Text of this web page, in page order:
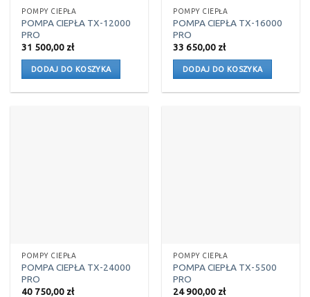
POMPY CIEPŁA
POMPA CIEPŁA TX-12000
PRO
31 500,00 zł
DODAJ DO KOSZYKA
POMPY CIEPŁA
POMPA CIEPŁA TX-16000
PRO
33 650,00 zł
DODAJ DO KOSZYKA
POMPY CIEPŁA
POMPA CIEPŁA TX-24000
PRO
40 750,00 zł
POMPY CIEPŁA
POMPA CIEPŁA TX-5500
PRO
24 900,00 zł